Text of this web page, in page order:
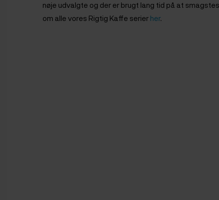
nøje udvalgte og der er brugt lang tid på at
om alle vores Rigtig Kaffe serier her.